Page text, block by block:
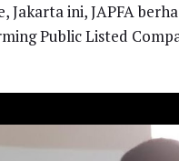
Jakarta ini, JAPFA
Public Listed